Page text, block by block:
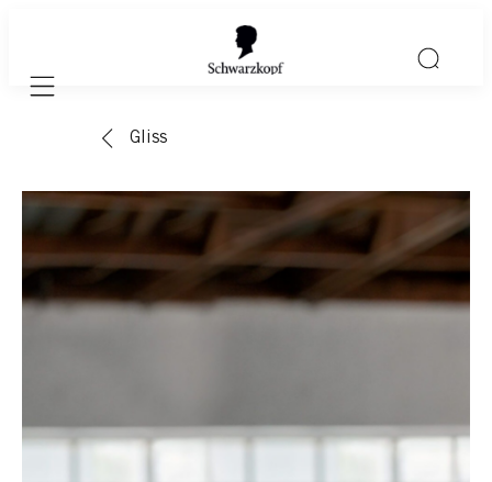
Mobile navigation
Gliss